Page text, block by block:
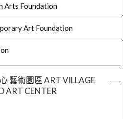
Arts Foundation
Art Foundation
藝術園區 ART VILLAGE
ART CENTER